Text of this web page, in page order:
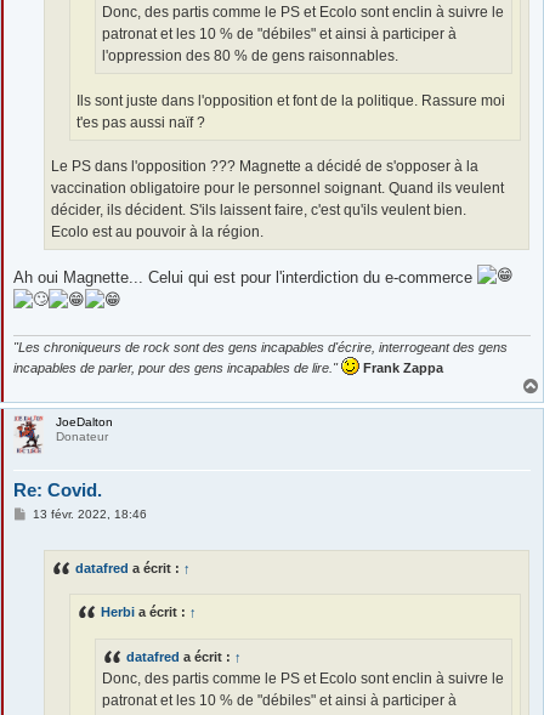
Donc, des partis comme le PS et Ecolo sont enclin à suivre le
patronat et les 10 % de "débiles" et ainsi à participer à
l'oppression des 80 % de gens raisonnables.
Ils sont juste dans l'opposition et font de la politique. Rassure moi
t'es pas aussi naïf ?
Le PS dans l'opposition ??? Magnette a décidé de s'opposer à la
vaccination obligatoire pour le personnel soignant. Quand ils veulent
décider, ils décident. S'ils laissent faire, c'est qu'ils veulent bien.
Ecolo est au pouvoir à la région.
Ah oui Magnette... Celui qui est pour l'interdiction du e-commerce
"Les chroniqueurs de rock sont des gens incapables d'écrire, interrogeant des gens
incapables de parler, pour des gens incapables de lire."
Frank Zappa
JoeDalton
Donateur
Re: Covid.
M13 févr. 2022, 18:46
datafred a écrit : ↑
Herbi a écrit : ↑
datafred a écrit : ↑
Donc, des partis comme le PS et Ecolo sont enclin à suivre le
patronat et les 10 % de "débiles" et ainsi à participer à